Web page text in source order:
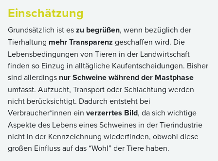
Einschätzung
Grundsätzlich ist eszu begrüßen, wenn bezüglich der
Tierhaltung mehr Transparenz geschaffen wird. Die
Lebensbedingungen von Tieren in der Landwirtschaft
finden so Einzug in alltägliche Kaufentscheidungen. Bisher
sind allerdings nur Schweine während der Mastphase
umfasst. Aufzucht, Transport oder Schlachtung werden
nicht berücksichtigt. Dadurch entsteht bei
Verbraucher*innen ein verzerrtes Bild, da sich wichtige
Aspekte des Lebens eines Schweines in der Tierindustrie
nicht in der Kennzeichnung wiederfinden, obwohl diese
großen Einfluss auf das “Wohl” der Tiere haben.